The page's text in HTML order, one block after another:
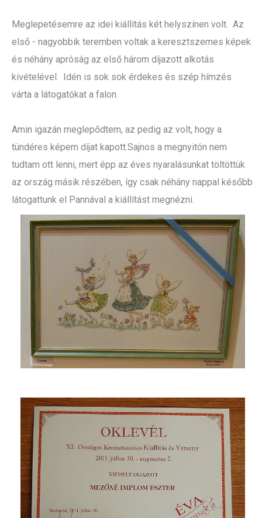
Meglepetésemre az idei kiállítás két helyszínen volt. Az
első - nagyobbik teremben voltak a keresztszemes képek
és néhány apróság az első három díjazott alkotás
kivételével. Idén is sok sok érdekes és szép hímzés
várta a látogatókat a falon.
Amin igazán meglepődtem, az pedig az volt, hogy a
tündéres képem díjat kapott.Sajnos a megnyitón nem
tudtam ott lenni, mert épp az éves nyaralásunkat töltöttük
az ország másik részében, így csak néhány nappal később
látogattunk el Pannával a kiállítást megnézni.